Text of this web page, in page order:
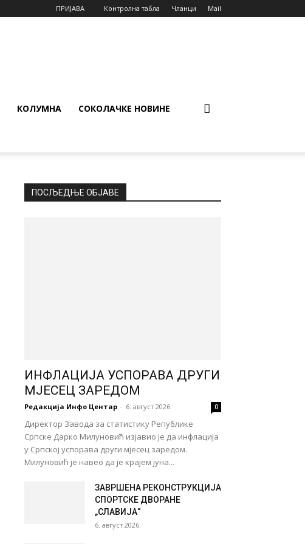
ПРИЈАВА Контролна табла Чланци Mail
КОЛУМНА СОКОЛАЧКЕ НОВИНЕ
ПОСЉЕДЊЕ ОБЈАВЕ
ИНФЛАЦИЈА УСПОРАВА ДРУГИ
МЈЕСЕЦ ЗАРЕДОМ
Редакција Инфо Центар - 6. август 2026. 0
Директор Завода за статистику Републике
Српске Дарко Милуновић изјавио је да инфлација
у Српској успорава други мјесец заредом.
Милуновић је навео да је крајем јуна...
ЗАВРШЕНА РЕКОНСТРУКЦИЈА
СПОРТСКЕ ДВОРАНЕ
„СЛАВИЈА“
6. август 2026.